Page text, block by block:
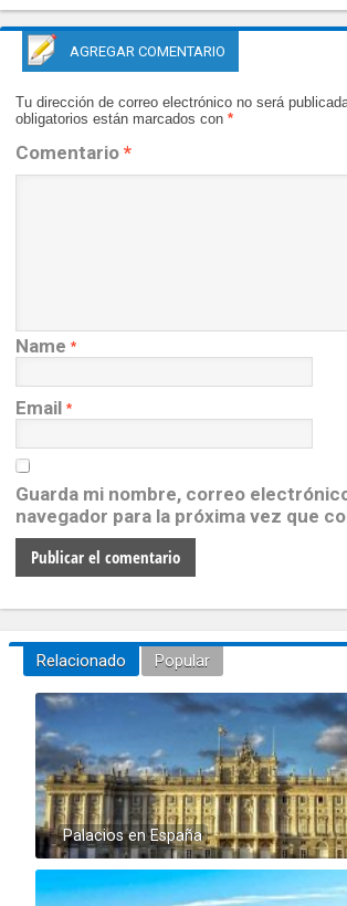
AGREGAR COMENTARIO
Tu dirección de correo electrónico no será
obligatorios están marcados con *
Comentario *
Name *
Email *
Guarda mi nombre, correo
navegador para la próxima vez que
Relacionado Popular
Palacios en España